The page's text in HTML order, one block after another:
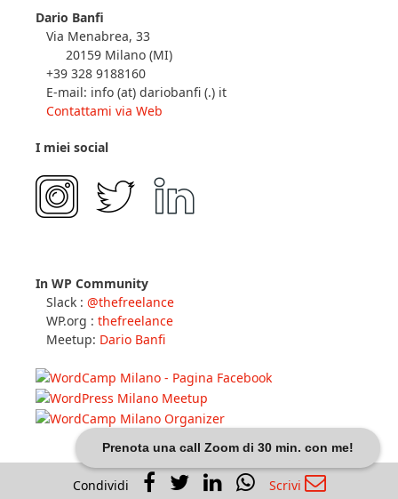
Prenota una call Zoom di 30 min. con me!
Dario Banfi
Via Menabrea, 33
20159 Milano (MI)
+39 328 9188160
E-mail: info (at) dariobanfi (.) it
Contattami via Web
I miei social
In WP Community
Slack : @thefreelance
WP.org : thefreelance
Meetup: Dario Banfi
Condividi Scrivi